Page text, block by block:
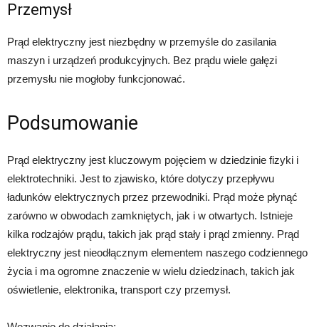
Przemysł
Prąd elektryczny jest niezbędny w przemyśle do zasilania
maszyn i urządzeń produkcyjnych. Bez prądu wiele gałęzi
przemysłu nie mogłoby funkcjonować.
Podsumowanie
Prąd elektryczny jest kluczowym pojęciem w dziedzinie fizyki i
elektrotechniki. Jest to zjawisko, które dotyczy przepływu
ładunków elektrycznych przez przewodniki. Prąd może płynąć
zarówno w obwodach zamkniętych, jak i w otwartych. Istnieje
kilka rodzajów prądu, takich jak prąd stały i prąd zmienny. Prąd
elektryczny jest nieodłącznym elementem naszego codziennego
życia i ma ogromne znaczenie w wielu dziedzinach, takich jak
oświetlenie, elektronika, transport czy przemysł.